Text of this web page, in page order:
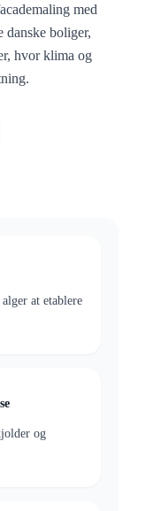
med
danske boliger,
hvor klima og
at etablere
og